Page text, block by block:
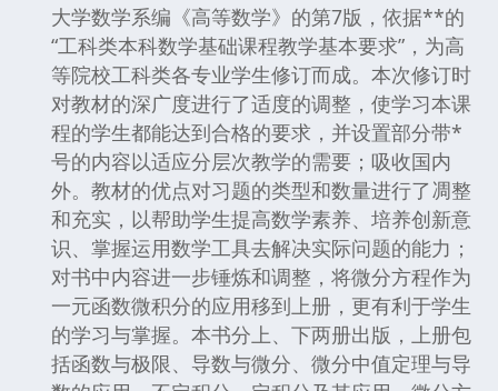
大学数学系编《高等数学》的第7版，依据**的
“工科类本科数学基础课程教学基本要求”，为高
等院校工科类各专业学生修订而成。本次修订时
对教材的深广度进行了适度的调整，使学习本课
程的学生都能达到合格的要求，并设置部分带*
号的内容以适应分层次教学的需要；吸收国内
外。教材的优点对习题的类型和数量进行了凋整
和充实，以帮助学生提高数学素养、培养创新意
识、掌握运用数学工具去解决实际问题的能力；
对书中内容进一步锤炼和调整，将微分方程作为
一元函数微积分的应用移到上册，更有利于学生
的学习与掌握。本书分上、下两册出版，上册包
括函数与极限、导数与微分、微分中值定理与导